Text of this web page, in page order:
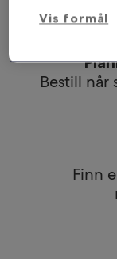
Bestill når
Finn
Vis formål